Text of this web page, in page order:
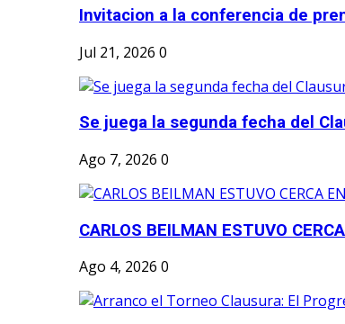
Invitacion a la conferencia de
Jul 21, 2026 0
Se juega la segunda fecha del
Ago 7, 2026 0
CARLOS BEILMAN ESTUVO
Ago 4, 2026 0